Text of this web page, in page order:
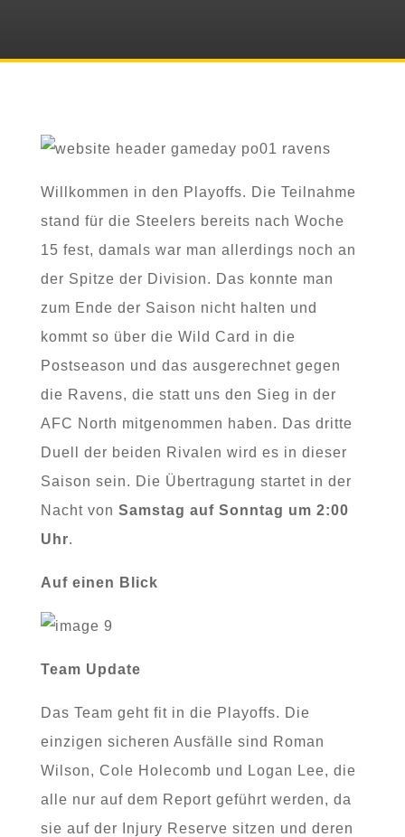
Willkommen in den Playoffs. Die Teilnahme
stand für die Steelers bereits nach Woche
15 fest, damals war man allerdings noch an
der Spitze der Division. Das konnte man
zum Ende der Saison nicht halten und
kommt so über die Wild Card in die
Postseason und das ausgerechnet gegen
die Ravens, die statt uns den Sieg in der
AFC North mitgenommen haben. Das dritte
Duell der beiden Rivalen wird es in dieser
Saison sein. Die Übertragung startet in der
Nacht von Samstag auf Sonntag um 2:00
Uhr.
Auf einen Blick
Team Update
Das Team geht fit in die Playoffs. Die
einzigen sicheren Ausfälle sind Roman
Wilson, Cole Holecomb und Logan Lee, die
alle nur auf dem Report geführt werden, da
sie auf der Injury Reserve sitzen und deren